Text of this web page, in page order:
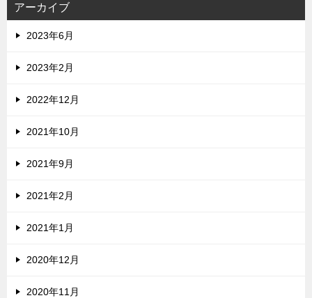
アーカイブ
2023年6月
2023年2月
2022年12月
2021年10月
2021年9月
2021年2月
2021年1月
2020年12月
2020年11月